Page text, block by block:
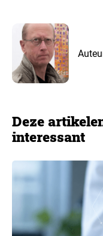
Deze
interessant